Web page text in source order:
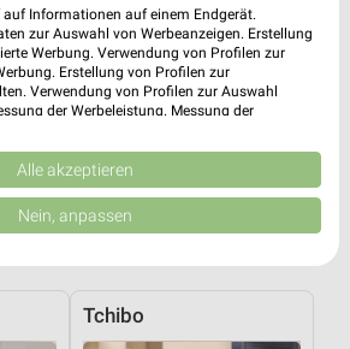
Freilassing. Den schnellsten Weg zu
Du über die Routen-Funktion
Suche nach aktuellen Schnäppchen von
doch mal in die aktuellen Prospekte und
Angebote für Freilassing
Tchibo
Informationen auf einem Endgerät.
zur Auswahl von Werbeanzeigen. Erstellung
Werbung. Verwendung von Profilen zur
Erstellung von Profilen zur
Verwendung von Profilen zur Auswahl
der Werbeleistung. Messung der
verschiedenen Quellen. Entwicklung und
Verwendung reduzierter Daten zur Auswahl
Europäischen Union weitergegeben und in die
IAB-Anbieter)
Alle akzeptieren
Nein, anpassen